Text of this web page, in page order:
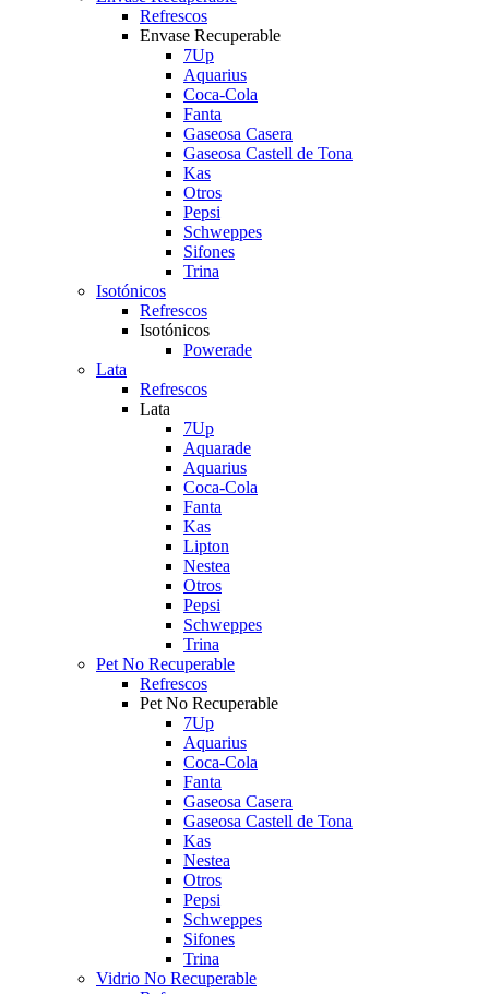
Refrescos
Envase Recuperable
7Up
Aquarius
Coca-Cola
Fanta
Gaseosa Casera
Gaseosa Castell de Tona
Kas
Otros
Pepsi
Schweppes
Sifones
Trina
Isotónicos
Refrescos
Isotónicos
Powerade
Lata
Refrescos
Lata
7Up
Aquarade
Aquarius
Coca-Cola
Fanta
Kas
Lipton
Nestea
Otros
Pepsi
Schweppes
Trina
Pet No Recuperable
Refrescos
Pet No Recuperable
7Up
Aquarius
Coca-Cola
Fanta
Gaseosa Casera
Gaseosa Castell de Tona
Kas
Nestea
Otros
Pepsi
Schweppes
Sifones
Trina
Vidrio No Recuperable